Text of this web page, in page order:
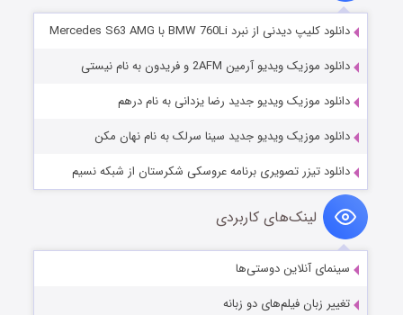
دانلود کلیپ دیدنی از نبرد BMW 760Li با Mercedes S63 AMG
دانلود موزیک ویدیو آرمین 2AFM و فریدون به نام نیستی
دانلود موزیک ویدیو جدید رضا یزدانی به نام درهم
دانلود موزیک ویدیو جدید سینا سرلک به نام نهان مکن
دانلود تیزر تصویری برنامه عروسکی شکرستان از شبکه نسیم
لینک‌های کاربردی
سینمای آنلاین دوستی‌ها
تغییر زبان فیلم‌های دو زبانه